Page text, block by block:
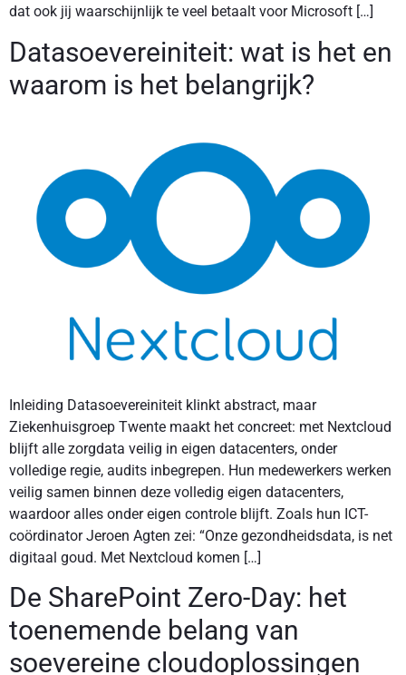
dat ook jij waarschijnlijk te veel betaalt voor Microsoft […]
Datasoevereiniteit: wat is het en
waarom is het belangrijk?
Inleiding Datasoevereiniteit klinkt abstract, maar
Ziekenhuisgroep Twente maakt het concreet: met Nextcloud
blijft alle zorgdata veilig in eigen datacenters, onder
volledige regie, audits inbegrepen. Hun medewerkers werken
veilig samen binnen deze volledig eigen datacenters,
waardoor alles onder eigen controle blijft. Zoals hun ICT-
coördinator Jeroen Agten zei: “Onze gezondheidsdata, is net
digitaal goud. Met Nextcloud komen […]
De SharePoint Zero-Day: het
toenemende belang van
soevereine cloudoplossingen